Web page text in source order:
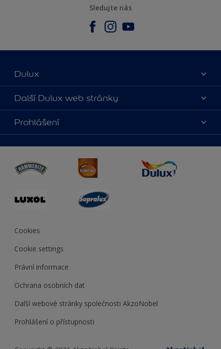
Sledujte nás
Dulux
O nás
Kontaktujte nás
Najít obchod
Další Dulux web stránky
duluxmalir.cz
duluxmaliar.sk
duluxprodejnabarev.cz
duluxpredajnafarieb.sk
Prohlášení
Cookies
Cookie settings
Právní informace
Ochrana osobních dat
Další webové stránky společnosti AkzoNobel
Prohlášení o přístupnosti